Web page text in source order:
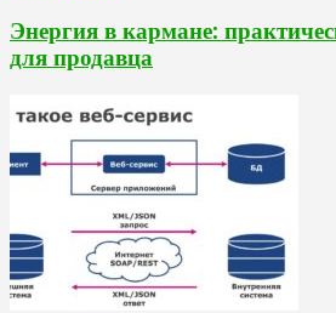
Энергия в кармане:
для продавца